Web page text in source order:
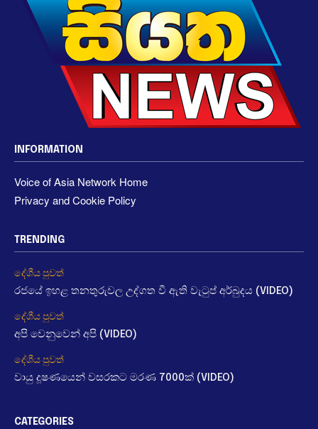
INFORMATION
Voice of Asia Network Home
Privacy and Cookie Policy
TRENDING
දේශීය පුවත්
රජයේ ඉහළ තනතුරුවල උද්ගත වී ඇති වැටුප් අර්බුදය (VIDEO)
දේශීය පුවත්
අපි වෙනුවෙන් අපි (VIDEO)
දේශීය පුවත්
වායු දූෂණයෙන් වසරකට මරණ 7000ක් (VIDEO)
CATEGORIES